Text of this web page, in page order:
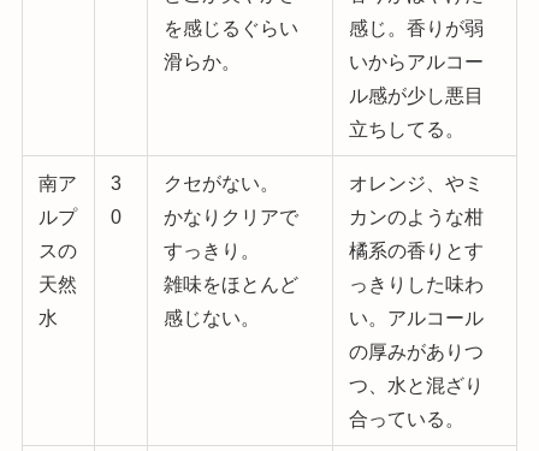
を感じるぐらい
滑らか。
感じ。香りが弱
いからアルコー
ル感が少し悪目
立ちしてる 。
南ア
ルプ
スの
天然
水
3
0
クセがない。
かなりクリアで
すっきり。
雑味をほとんど
感じない。
オレンジ、やミ
カンのような柑
橘系の香りとす
っきりした味わ
い。アルコール
の厚みがありつ
つ、水と混ざり
合っている。